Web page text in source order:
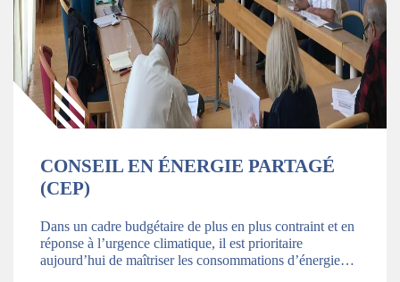
CONSEIL EN ÉNERGIE PARTAGÉ
(CEP)
Dans un cadre budgétaire de plus en plus contraint et en
réponse à l’urgence climatique, il est prioritaire
aujourd’hui de maîtriser les consommations d’énergie…